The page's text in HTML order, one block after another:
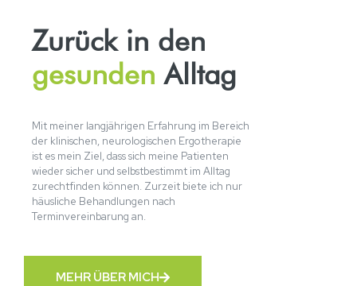
Zurück in den
gesunden Alltag
Mit meiner langjährigen Erfahrung im Bereich
der klinischen, neurologischen Ergotherapie
ist es mein Ziel, dass sich meine Patienten
wieder sicher und selbstbestimmt im Alltag
zurechtfinden können. Zurzeit biete ich nur
häusliche Behandlungen nach
Terminvereinbarung an.
MEHR ÜBER MICH